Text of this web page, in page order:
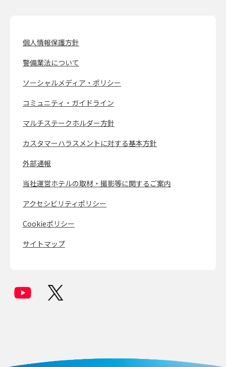
個人情報保護方針
警備業法について
ソーシャルメディア・ポリシー
コミュニティ・ガイドライン
マルチステークホルダー方針
カスタマーハラスメントに対する基本方針
外部通報
当社運営ホテルの取材・撮影等に関するご案内
アクセシビリティポリシー
Cookieポリシー
サイトマップ